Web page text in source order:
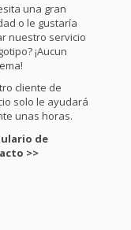
una gran
o le gustaría
nuestro servicio
¡Aucun
cliente de
solo le ayudará
unas horas.
de
>>